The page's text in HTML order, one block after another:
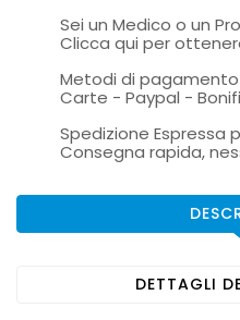
Sei un Medico o un
Clicca qui per
Metodi di pagamento
Carte - Paypal -
Spedizione Espressa
Consegna rapida,
DETTAGLI